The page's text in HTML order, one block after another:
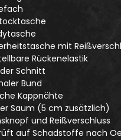
mit
Rückenelastik
Schnitt
Bund
Kappnähte
Saum (5 cm zusätzlich)
und Reißverschluss
auf Schadstoffe nach